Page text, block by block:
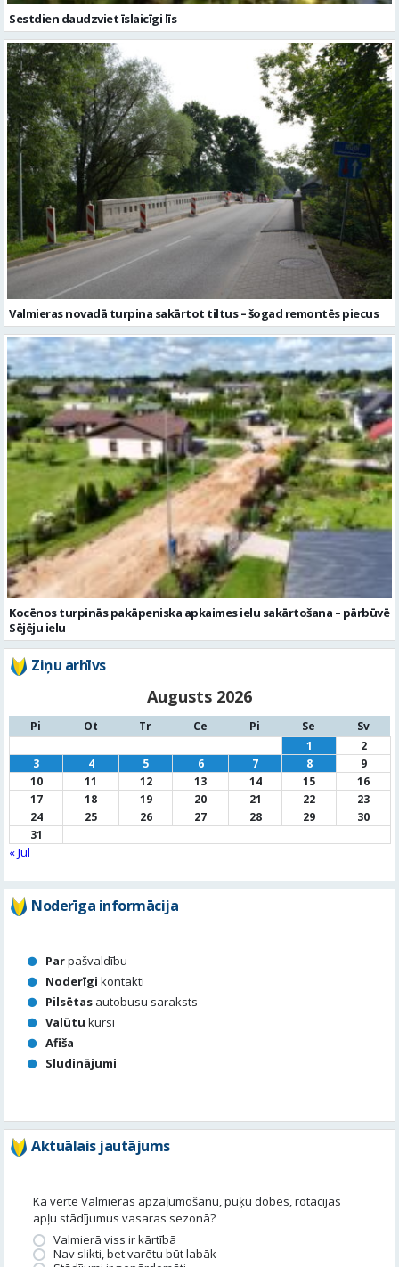
Sestdien daudzviet īslaicīgi līs
Valmieras novadā turpina sakārtot tiltus – šogad remontēs piecus
Kocēnos turpinās pakāpeniska apkaimes ielu sakārtošana – pārbūvē
Sējēju ielu
Ziņu arhīvs
Augusts 2026
Pi Ot Tr Ce Pi Se
Sv
1
2
3
4 5 6 7 8
9
10
11 12 13 14 15
16
17
18 19 20 21 22
23
24
25 26 27 28 29
30
31
« Jūl
Noderīga informācija
Parpašvaldību
Noderīgi kontakti
Pilsētas autobusu saraksts
Valūtu kursi
Afiša
Sludinājumi
Aktuālais jautājums
Kā vērtē Valmieras apzaļumošanu, puķu dobes, rotācijas
apļu stādījumus vasaras sezonā?
Valmierā viss ir kārtībā
Nav slikti, bet varētu būt labāk